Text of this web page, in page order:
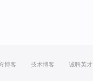
博客 技术博客 诚聘英才